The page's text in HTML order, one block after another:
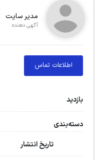
مدیر سایت
آگهی دهنده
اطلاعات تماس
بازدید
دسته‌بندی
تاریخ انتشار